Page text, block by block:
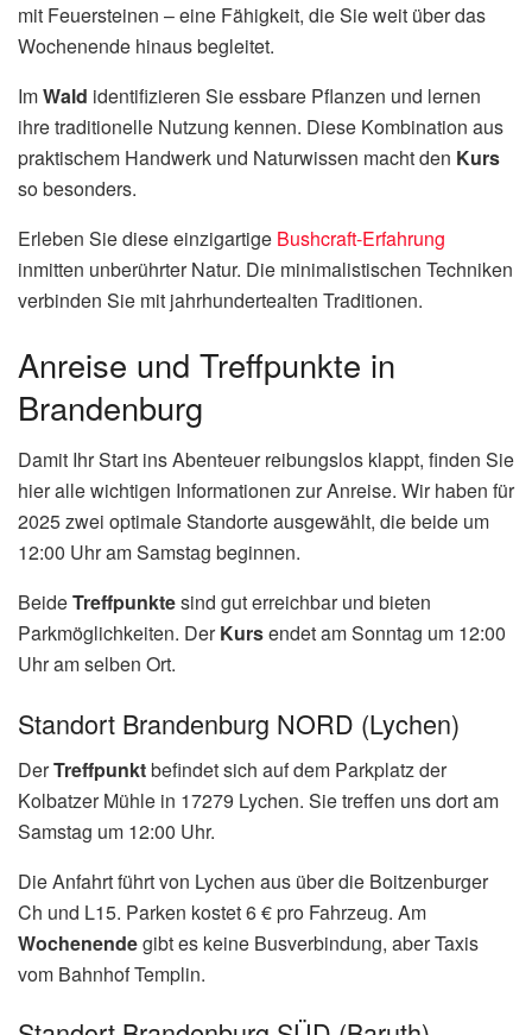
mit Feuersteinen – eine Fähigkeit, die Sie weit über das
Wochenende hinaus begleitet.
ImWald identifizieren Sie essbare Pflanzen und lernen
ihre traditionelle Nutzung kennen. Diese Kombination aus
praktischem Handwerk und Naturwissen macht den Kurs
so besonders.
Erleben Sie diese einzigartige Bushcraft-Erfahrung
inmitten unberührter Natur. Die minimalistischen Techniken
verbinden Sie mit jahrhundertealten Traditionen.
Anreise und Treffpunkte in
Brandenburg
Damit Ihr Start ins Abenteuer reibungslos klappt, finden Sie
hier alle wichtigen Informationen zur Anreise. Wir haben für
2025 zwei optimale Standorte ausgewählt, die beide um
12:00 Uhr am Samstag beginnen.
BeideTreffpunktesind gut erreichbar und bieten
Parkmöglichkeiten. DerKursendet am Sonntag um 12:00
Uhr am selben Ort.
Standort Brandenburg NORD (Lychen)
DerTreffpunktbefindet sich auf dem Parkplatz der
Kolbatzer Mühle in 17279 Lychen. Sie treffen uns dort am
Samstag um 12:00 Uhr.
Die Anfahrt führt von Lychen aus über die Boitzenburger
Ch und L15. Parken kostet 6 € pro Fahrzeug. Am
Wochenendegibt es keine Busverbindung, aber Taxis
vom Bahnhof Templin.